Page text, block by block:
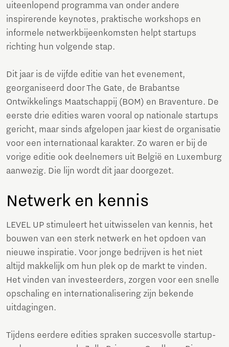
uiteenlopend programma van onder andere
inspirerende keynotes, praktische workshops en
informele netwerkbijeenkomsten helpt startups
richting hun volgende stap.
Dit jaar is de vijfde editie van het evenement,
georganiseerd door The Gate, de Brabantse
Ontwikkelings Maatschappij (BOM) en Braventure. De
eerste drie edities waren vooral op nationale startups
gericht, maar sinds afgelopen jaar kiest de organisatie
voor een internationaal karakter. Zo waren er bij de
vorige editie ook deelnemers uit België en Luxemburg
aanwezig. Die lijn wordt dit jaar doorgezet.
Netwerk en kennis
LEVEL UP stimuleert het uitwisselen van kennis, het
bouwen van een sterk netwerk en het opdoen van
nieuwe inspiratie. Voor jonge bedrijven is het niet
altijd makkelijk om hun plek op de markt te vinden.
Het vinden van investeerders, zorgen voor een snelle
opschaling en internationalisering zijn bekende
uitdagingen.
Tijdens eerdere edities spraken succesvolle startup-